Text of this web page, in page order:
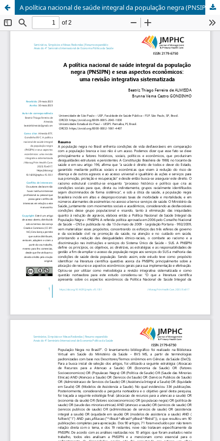
A política nacional de saúde integral da população negra (PNSIPN) e seus aspectos econômicos